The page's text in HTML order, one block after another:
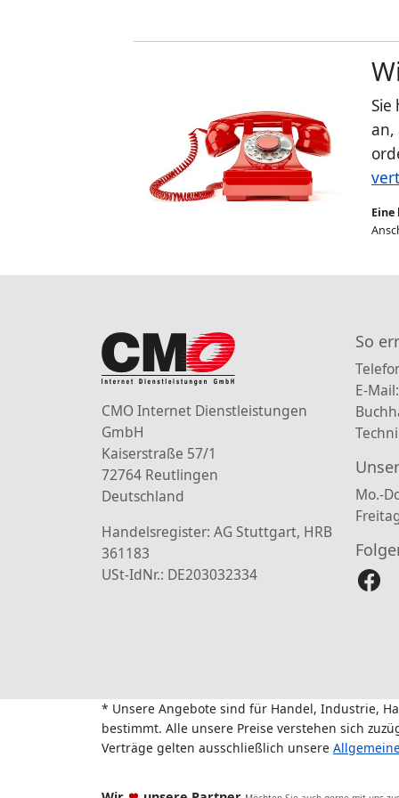
Sie
an,
CMO Internet Dienstleistungen
GmbH
Kaiserstraße 57/1
72764 Reutlingen
Deutschland
Handelsregister: AG Stuttgart, HRB
361183
USt-IdNr.: DE203032334
So
E-Mail:
Mo.-
* Unsere Angebote sind für Handel, Industrie,
bestimmt. Alle unsere Preise verstehen sich
Verträge gelten ausschließlich unsere